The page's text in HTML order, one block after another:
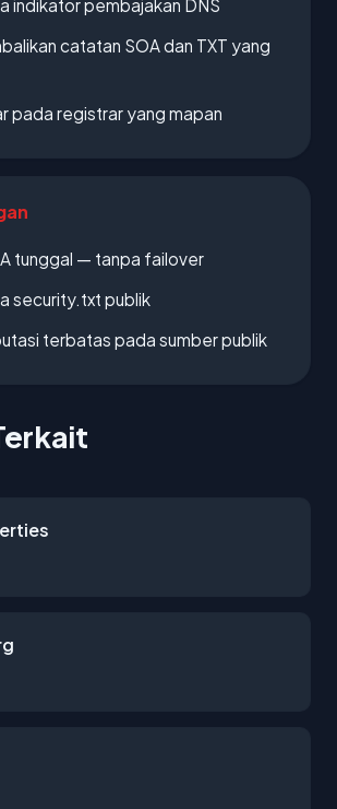
indikator pembajakan DNS
catatan SOA dan TXT yang
pada registrar yang mapan
tunggal — tanpa failover
security.txt publik
terbatas pada sumber publik